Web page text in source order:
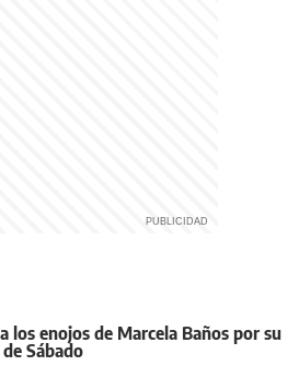
los enojos de Marcela Baños por su
Sábado